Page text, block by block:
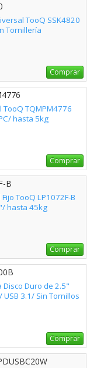
TooQ SSK4820
Tornillería
Comprar
TQMPM4776
hasta 5kg
Comprar
B
TooQ LP1072F-B
hasta 45kg
Comprar
Duro de 2.5"
USB 3.1/ Sin Tornillos
Comprar